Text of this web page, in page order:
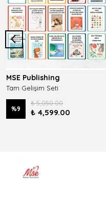
MSE Publishing
Tam Gelişim Seti
%9
₺ 5,050.00
₺ 4,599.00